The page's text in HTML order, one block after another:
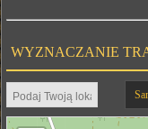
WYZNACZANIE